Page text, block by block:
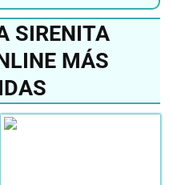
SIRENITA
MÁS